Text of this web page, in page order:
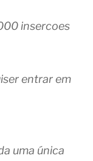
insercoes
entrar em
uma única